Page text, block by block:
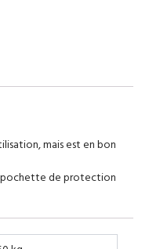
mais est en bon
pochette de protection